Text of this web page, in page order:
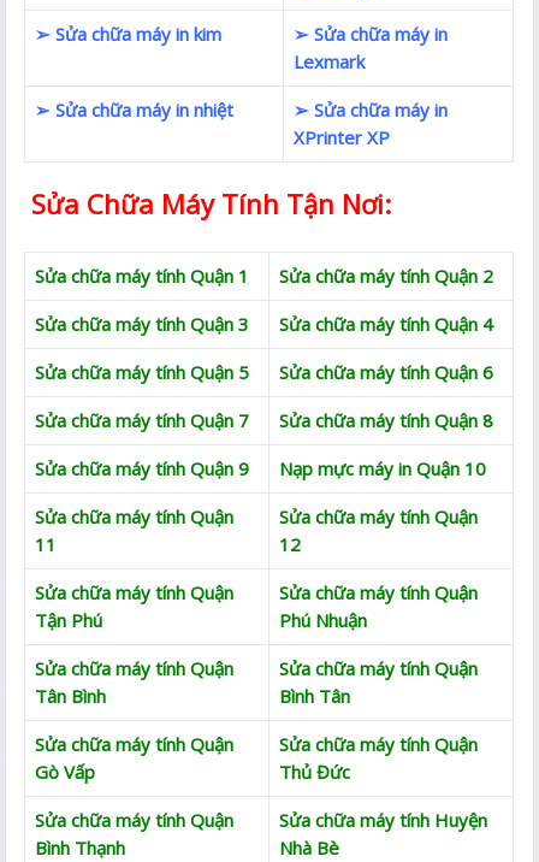
➢ Sửa chữa máy in kim
➢ Sửa chữa máy in
Lexmark
➢ Sửa chữa máy in nhiệt
➢ Sửa chữa máy in
XPrinter XP
Sửa Chữa Máy Tính Tận Nơi:
Sửa chữa máy tính Quận 1
Sửa chữa máy tính Quận 2
Sửa chữa máy tính Quận 3
Sửa chữa máy tính Quận 4
Sửa chữa máy tính Quận 5
Sửa chữa máy tính Quận 6
Sửa chữa máy tính Quận 7
Sửa chữa máy tính Quận 8
Sửa chữa máy tính Quận 9
Nạp mực máy in Quận 10
Sửa chữa máy tính Quận
11
Sửa chữa máy tính Quận
12
Sửa chữa máy tính Quận
Tận Phú
Sửa chữa máy tính Quận
Phú Nhuận
Sửa chữa máy tính Quận
Tân Bình
Sửa chữa máy tính Quận
Bình Tân
Sửa chữa máy tính Quận
Gò Vấp
Sửa chữa máy tính Quận
Thủ Đức
Sửa chữa máy tính Quận
Bình Thạnh
Sửa chữa máy tính Huyện
Nhà Bè